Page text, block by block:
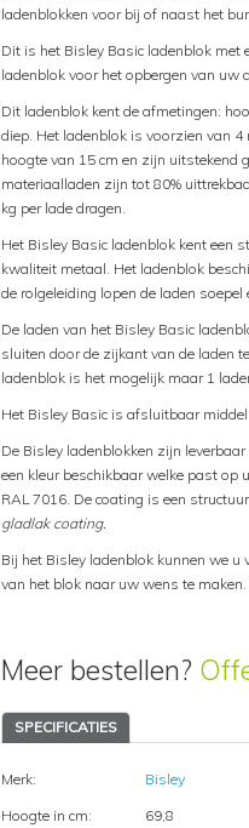
ladenblokken voor bij of naast het
Dit is het Bisley Basic ladenblok met
ladenblok voor het opbergen van uw
Dit ladenblok kent de afmetingen:
diep. Het ladenblok is voorzien van
hoogte van 15 cm en zijn uitstekend
materiaalladen zijn tot 80%
kg per lade dragen.
Het Bisley Basic ladenblok kent een
kwaliteit metaal. Het ladenblok
de rolgeleiding lopen de laden
De laden van het Bisley Basic
sluiten door de zijkant van de laden
ladenblok is het mogelijk maar 1
Het Bisley Basic is afsluitbaar
De Bisley ladenblokken zijn
een kleur beschikbaar welke past op
RAL 7016. De coating is een
gladlak coating.
Bij het Bisley ladenblok kunnen we u
van het blok naar uw wens te maken.
Meer bestellen?
SPECIFICATIES
Merk:
Bisley
Hoogte in cm:
69,8